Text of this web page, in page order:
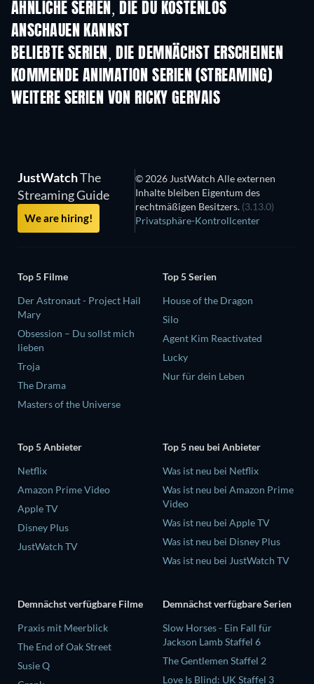
ÄHNLICHE SERIEN, DIE DU KOSTENLOS
ANSCHAUEN KANNST
Serie
BELIEBTE SERIEN, DIE DEMNÄCHST ERSCHEINEN
Serie Serie
KOMMENDE ANIMATION SERIEN (STREAMING)
Staffel 2 Staffel 2
WEITERE SERIEN VON RICKY GERVAIS
Serie Serie
JustWatchThe
Streaming Guide
We are hiring!
© 2026 JustWatch Alle externen
Inhalte bleiben Eigentum des
rechtmäßigen Besitzers. (3.13.0)
Privatsphäre-Kontrollcenter
Top 5 Filme
Der Astronaut - Project Hail
Mary
Obsession – Du sollst mich
lieben
Troja
The Drama
Masters of the Universe
Top 5 Serien
House of the Dragon
Silo
Agent Kim Reactivated
Lucky
Nur für dein Leben
Top 5 Anbieter
Netflix
Amazon Prime Video
Apple TV
Disney Plus
JustWatch TV
Top 5 neu bei Anbieter
Was ist neu bei Netflix
Was ist neu bei Amazon Prime
Video
Was ist neu bei Apple TV
Was ist neu bei Disney Plus
Was ist neu bei JustWatch TV
Demnächst verfügbare Filme
Praxis mit Meerblick
The End of Oak Street
Susie Q
Demnächst verfügbare Serien
Slow Horses - Ein Fall für
Jackson Lamb Staffel 6
The Gentlemen Staffel 2
Love Is Blind: UK Staffel 3